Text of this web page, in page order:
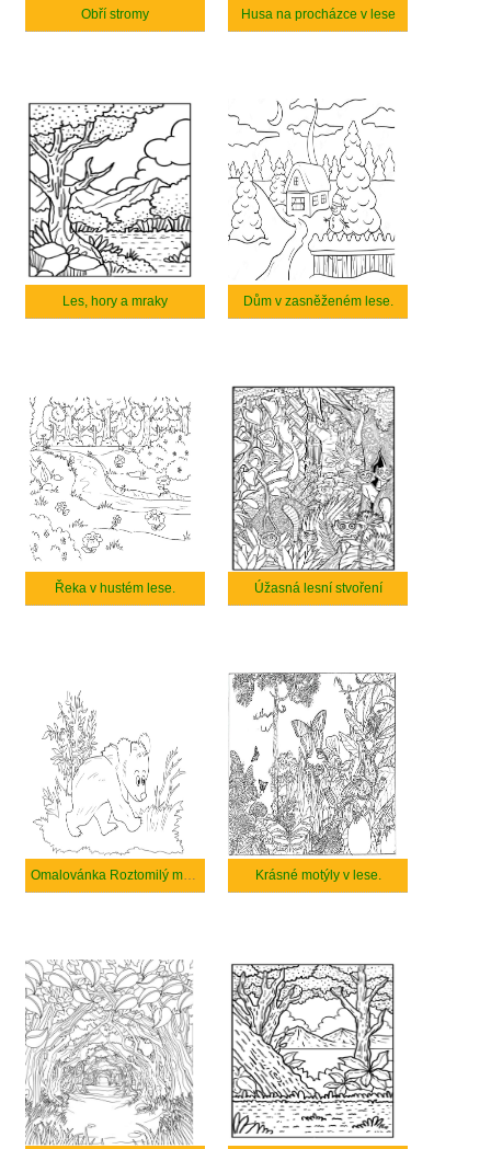
Obří stromy Husa na procházce v lese
Les, hory a mraky Dům v zasněženém lese.
Řeka v hustém lese. Úžasná lesní stvoření
Omalovánka Roztomilý medvěd chodí v lese. Krásné motýly v lese.